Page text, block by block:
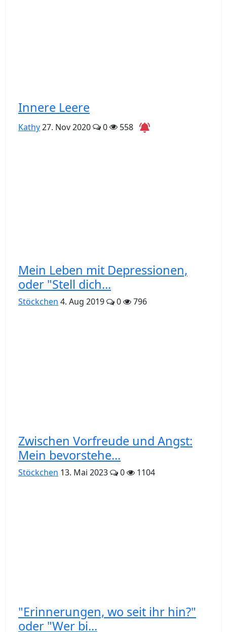
Innere Leere
Kathy 27. Nov 2020 0 558
Mein Leben mit Depressionen,
oder "Stell dich...
Stöckchen 4. Aug 2019 0 796
Zwischen Vorfreude und Angst:
Mein bevorstehe...
Stöckchen 13. Mai 2023 0 1104
"Erinnerungen, wo seit ihr hin?"
oder "Wer bi...